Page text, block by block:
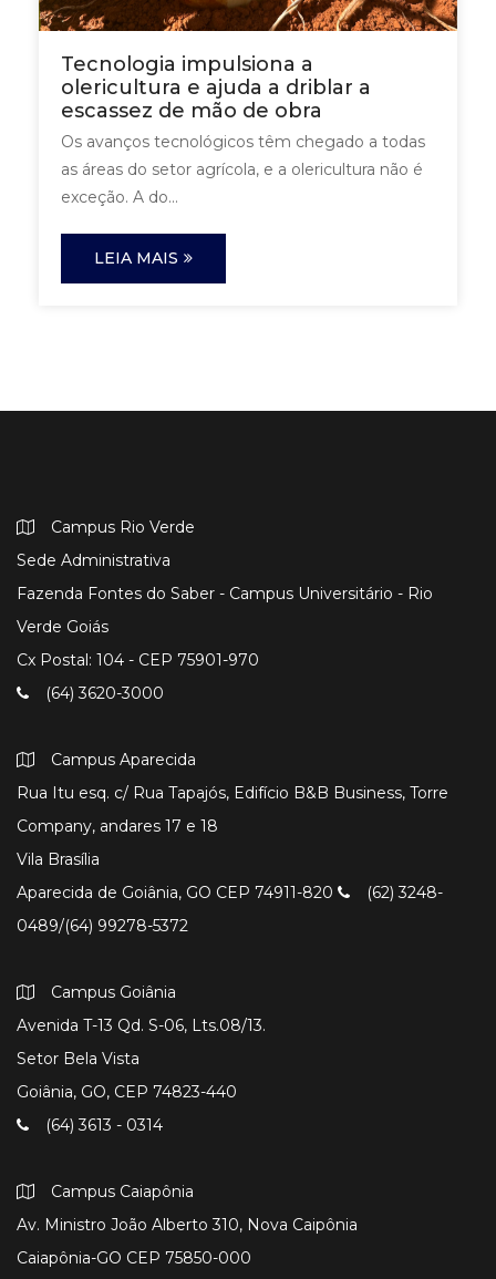
Tecnologia impulsiona a
olericultura e ajuda a driblar a
escassez de mão de obra
Os avanços tecnológicos têm chegado a todas
as áreas do setor agrícola, e a olericultura não é
exceção. A do...
LEIA MAIS
Campus Rio Verde
Sede Administrativa
Fazenda Fontes do Saber - Campus Universitário - Rio
Verde Goiás
Cx Postal: 104 - CEP 75901-970
(64) 3620-3000
Campus Aparecida
Rua Itu esq. c/ Rua Tapajós, Edifício B&B Business, Torre
Company, andares 17 e 18
Vila Brasília
Aparecida de Goiânia, GO CEP 74911-820
(62) 3248-
0489/(64) 99278-5372
Campus Goiânia
Avenida T-13 Qd. S-06, Lts.08/13.
Setor Bela Vista
Goiânia, GO, CEP 74823-440
(64) 3613 - 0314
Campus Caiapônia
Av. Ministro João Alberto 310, Nova Caipônia
Caiapônia-GO CEP 75850-000